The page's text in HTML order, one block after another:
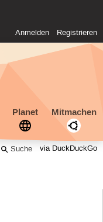
Anmelden Registrieren
Planet Mitmachen
via DuckDuckGo